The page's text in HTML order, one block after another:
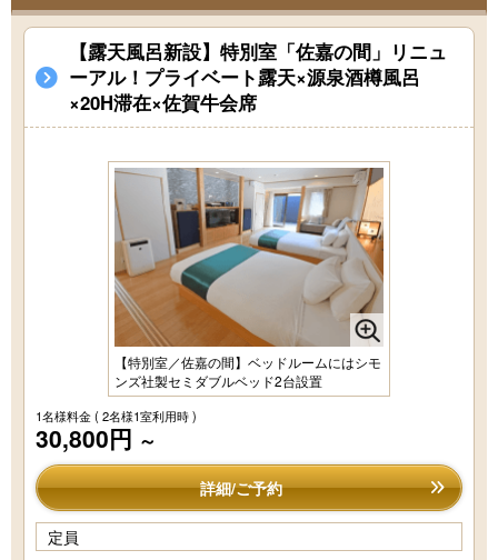
【露天風呂新設】特別室「佐嘉の間」リニュ
ーアル！プライベート露天×源泉酒樽風呂
×20H滞在×佐賀牛会席
【特別室／佐嘉の間】ベッドルームにはシモ
ンズ社製セミダブルベッド2台設置
1名様料金( 2名様1室利用時 )
30,800円 ～
詳細/ご予約
定員